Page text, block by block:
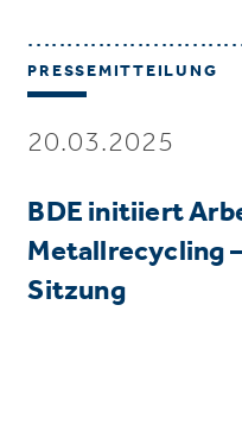
PRESSEMITTEILUNG
20.03.2025
BDE initiiert
Metallrecycling
Sitzung